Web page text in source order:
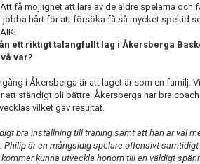
få möjlighet att lära av de äldre spelarna och
jobba hårt för att försöka få så mycket speltid
ett riktigt talangfullt lag i Åkersberga
var?
i Åkersberga är att laget är som en familj.
att ständigt bli bättre. Åkersberga har bra
vilket gav resultat.
bra inställning till träning samt att han är väl
Philip är en mångsidig spelare offensivt
kunna utveckla honom till en väldigt